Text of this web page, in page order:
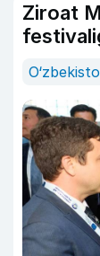
Ziroat